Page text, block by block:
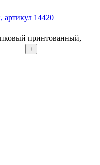
артикул 14420
принтованный,